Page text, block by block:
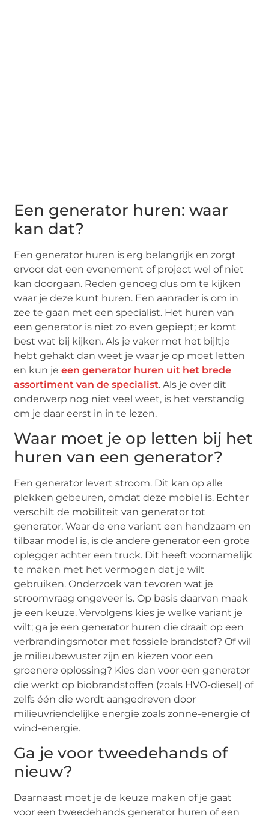
Een generator huren: waar
kan dat?
Een generator huren is erg belangrijk en zorgt
ervoor dat een evenement of project wel of niet
kan doorgaan. Reden genoeg dus om te kijken
waar je deze kunt huren. Een aanrader is om in
zee te gaan met een specialist. Het huren van
een generator is niet zo even gepiept; er komt
best wat bij kijken. Als je vaker met het bijltje
hebt gehakt dan weet je waar je op moet letten
en kun jeeen generator huren uit het brede
assortiment van de specialist. Als je over dit
onderwerp nog niet veel weet, is het verstandig
om je daar eerst in in te lezen.
Waar moet je op letten bij het
huren van een generator?
Een generator levert stroom. Dit kan op alle
plekken gebeuren, omdat deze mobiel is. Echter
verschilt de mobiliteit van generator tot
generator. Waar de ene variant een handzaam en
tilbaar model is, is de andere generator een grote
oplegger achter een truck. Dit heeft voornamelijk
te maken met het vermogen dat je wilt
gebruiken. Onderzoek van tevoren wat je
stroomvraag ongeveer is. Op basis daarvan maak
je een keuze. Vervolgens kies je welke variant je
wilt; ga je een generator huren die draait op een
verbrandingsmotor met fossiele brandstof? Of wil
je milieubewuster zijn en kiezen voor een
groenere oplossing? Kies dan voor een generator
die werkt op biobrandstoffen (zoals HVO-diesel) of
zelfs één die wordt aangedreven door
milieuvriendelijke energie zoals zonne-energie of
wind-energie.
Ga je voor tweedehands of
nieuw?
Daarnaast moet je de keuze maken of je gaat
voor een tweedehands generator huren of een